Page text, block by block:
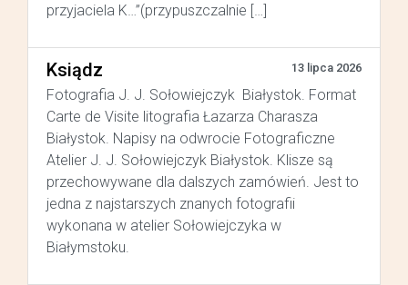
przyjaciela K…”(przypuszczalnie […]
Ksiądz 13 lipca 2026
Fotografia J. J. Sołowiejczyk Białystok. Format
Carte de Visite litografia Łazarza Charasza
Białystok. Napisy na odwrocie Fotograficzne
Atelier J. J. Sołowiejczyk Białystok. Klisze są
przechowywane dla dalszych zamówień. Jest to
jedna z najstarszych znanych fotografii
wykonana w atelier Sołowiejczyka w
Białymstoku.